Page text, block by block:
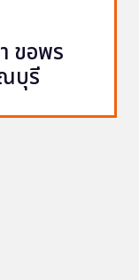
ขอพร
บุรี